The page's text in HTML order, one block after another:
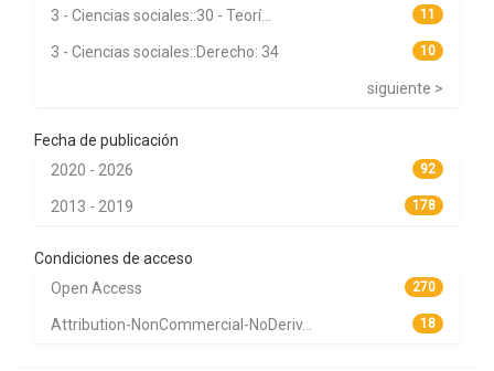
11
3 - Ciencias sociales::30 - Teorí...
10
3 - Ciencias sociales::Derecho: 34
siguiente >
Fecha de publicación
92
2020 - 2026
178
2013 - 2019
Condiciones de acceso
270
Open Access
18
Attribution-NonCommercial-NoDeriv...